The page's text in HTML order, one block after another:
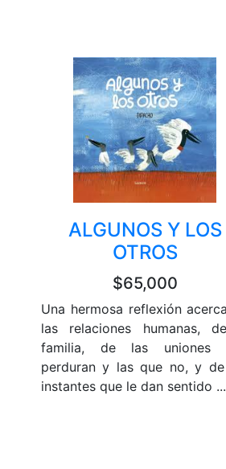
ALGUNOS Y LOS
OTROS
$65,000
Una hermosa reflexión
las relaciones humanas,
familia, de las uniones
perduran y las que no, y
instantes que le dan sentido ...